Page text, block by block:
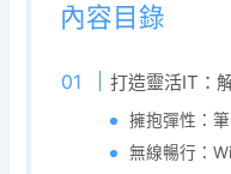
內容目錄
打造靈活IT：
擁抱彈性：
無線暢行：